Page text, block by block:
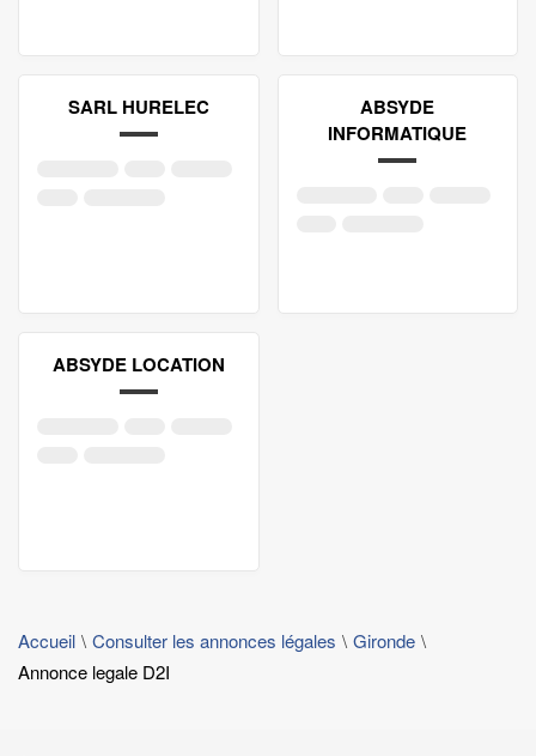
SARL HURELEC
ABSYDE
INFORMATIQUE
ABSYDE LOCATION
Accueil Consulter les annonces légales
Gironde
Annonce legale D2I